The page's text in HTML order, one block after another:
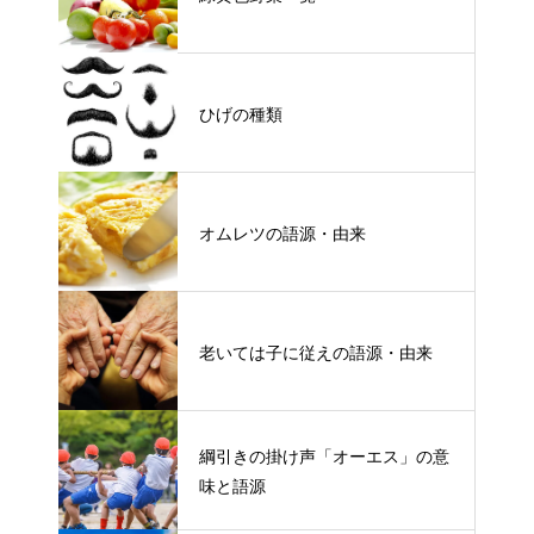
ひげの種類
オムレツの語源・由来
老いては子に従えの語源・由来
綱引きの掛け声「オーエス」の意
味と語源